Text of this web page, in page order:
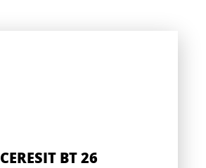
CERESIT BT 26